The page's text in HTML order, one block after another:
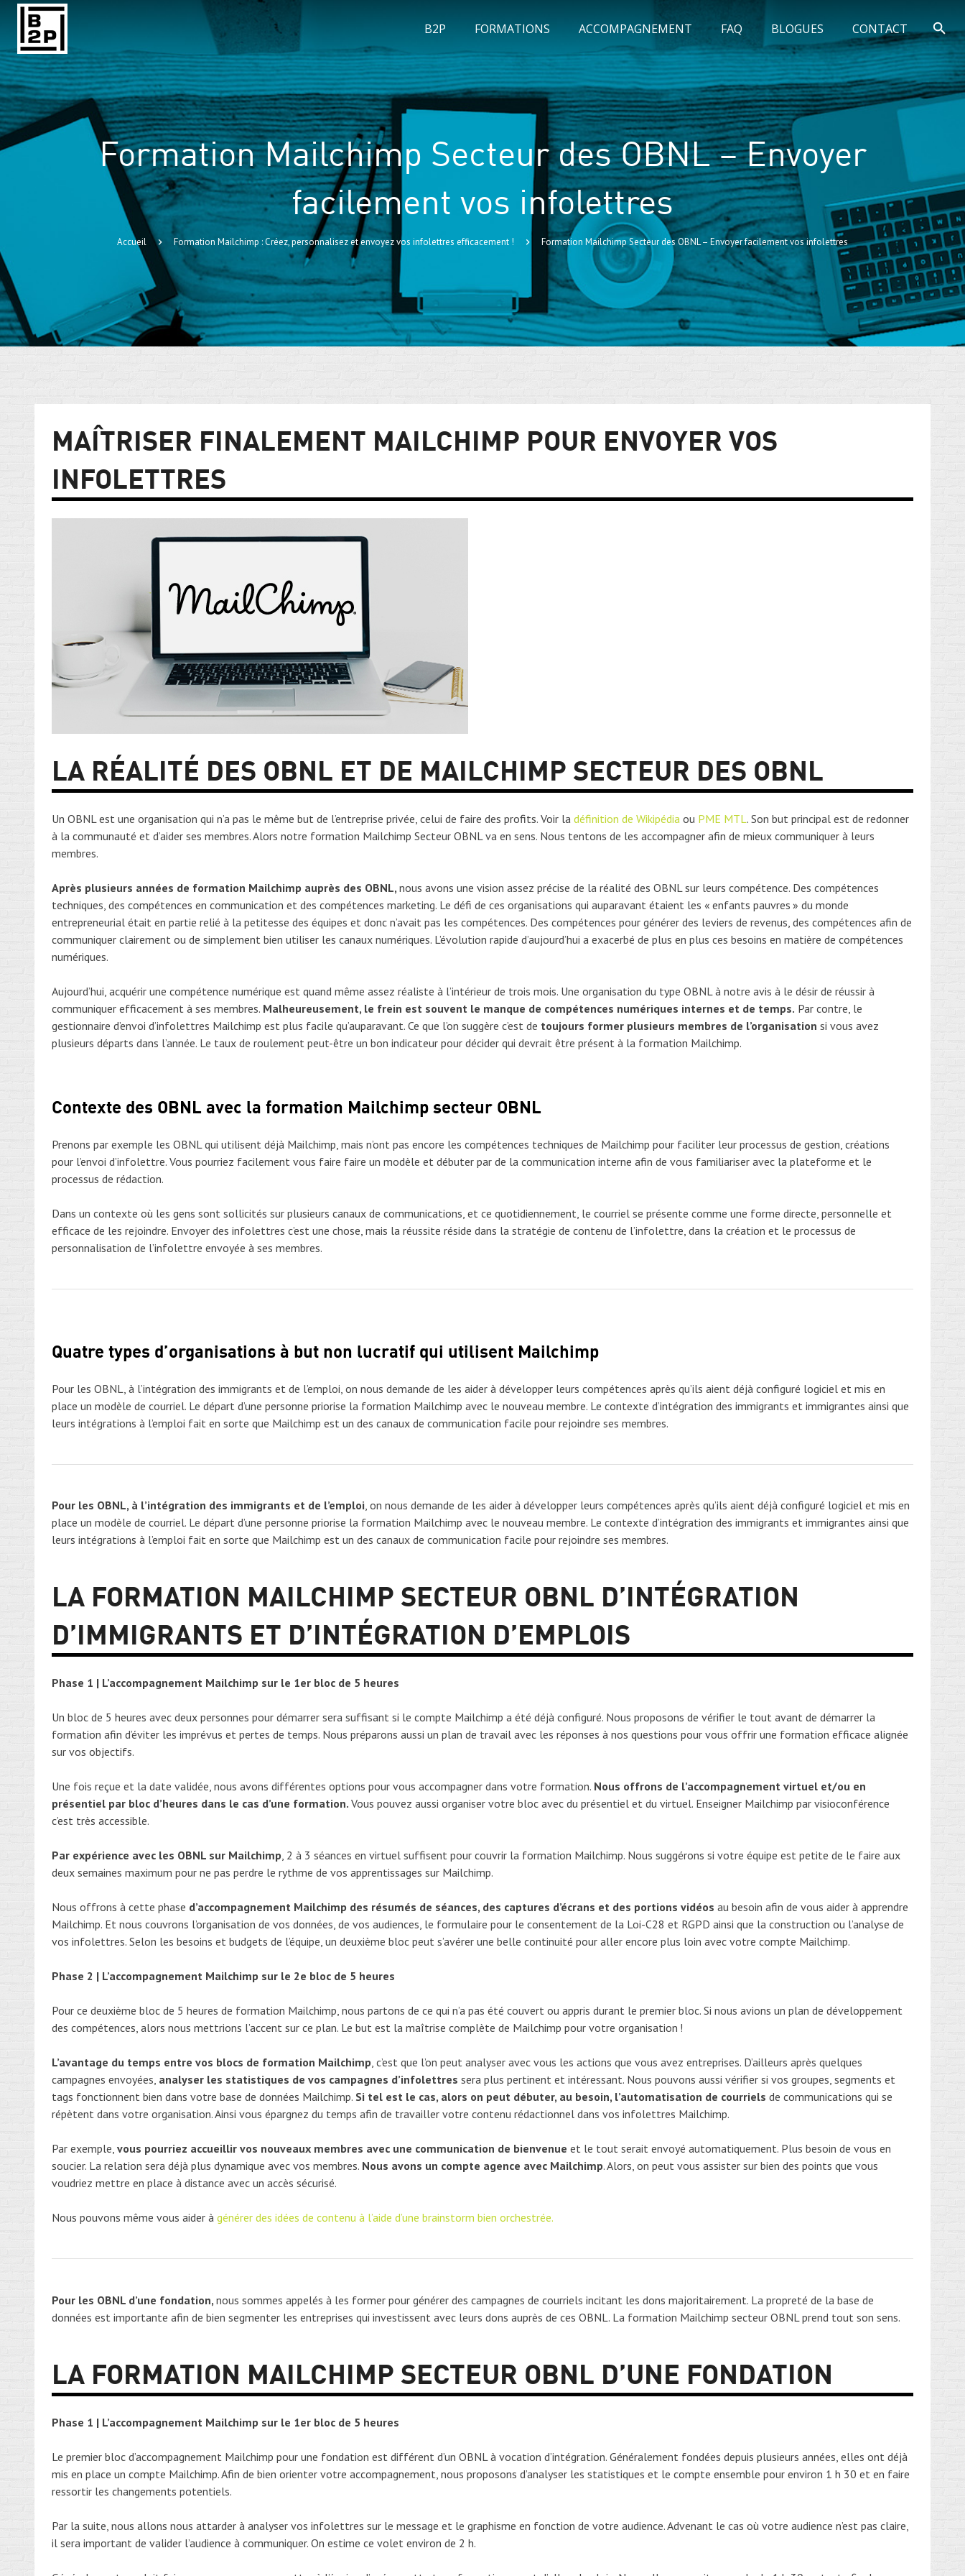
B2P FORMATIONS ACCOMPAGNEMENT FAQ BLOGUES CONTACT
Formation Mailchimp Secteur des OBNL – Envoyer
facilement vos infolettres
Accueil Formation Mailchimp : Créez, personnalisez et envoyez vos infolettres efficacement ! Formation Mailchimp Secteur des OBNL – Envoyer facilement vos infolettres
MAÎTRISER FINALEMENT MAILCHIMP POUR ENVOYER VOS
INFOLETTRES
LA RÉALITÉ DES OBNL ET DE MAILCHIMP SECTEUR DES OBNL
Un OBNL est une organisation qui n’a pas le même but de l’entreprise privée, celui de faire des profits. Voir la définition de Wikipédia ou PME MTL. Son but principal est de redonner
à la communauté et d’aider ses membres. Alors notre formation Mailchimp Secteur OBNL va en sens. Nous tentons de les accompagner afin de mieux communiquer à leurs
membres.
Après plusieurs années de formation Mailchimp auprès des OBNL, nous avons une vision assez précise de la réalité des OBNL sur leurs compétence. Des compétences
techniques, des compétences en communication et des compétences marketing. Le défi de ces organisations qui auparavant étaient les « enfants pauvres » du monde
entrepreneurial était en partie relié à la petitesse des équipes et donc n’avait pas les compétences. Des compétences pour générer des leviers de revenus, des compétences afin de
communiquer clairement ou de simplement bien utiliser les canaux numériques. L’évolution rapide d’aujourd’hui a exacerbé de plus en plus ces besoins en matière de compétences
numériques.
Aujourd’hui, acquérir une compétence numérique est quand même assez réaliste à l’intérieur de trois mois. Une organisation du type OBNL à notre avis à le désir de réussir à
communiquer efficacement à ses membres. Malheureusement, le frein est souvent le manque de compétences numériques internes et de temps. Par contre, le
gestionnaire d’envoi d’infolettres Mailchimp est plus facile qu’auparavant. Ce que l’on suggère c’est de toujours former plusieurs membres de l’organisation si vous avez
plusieurs départs dans l’année. Le taux de roulement peut-être un bon indicateur pour décider qui devrait être présent à la formation Mailchimp.
Contexte des OBNL avec la formation Mailchimp secteur OBNL
Prenons par exemple les OBNL qui utilisent déjà Mailchimp, mais n’ont pas encore les compétences techniques de Mailchimp pour faciliter leur processus de gestion, créations
pour l’envoi d’infolettre. Vous pourriez facilement vous faire faire un modèle et débuter par de la communication interne afin de vous familiariser avec la plateforme et le
processus de rédaction.
Dans un contexte où les gens sont sollicités sur plusieurs canaux de communications, et ce quotidiennement, le courriel se présente comme une forme directe, personnelle et
efficace de les rejoindre. Envoyer des infolettres c’est une chose, mais la réussite réside dans la stratégie de contenu de l’infolettre, dans la création et le processus de
personnalisation de l’infolettre envoyée à ses membres.
Quatre types d’organisations à but non lucratif qui utilisent Mailchimp
Pour les OBNL, à l’intégration des immigrants et de l’emploi, on nous demande de les aider à développer leurs compétences après qu’ils aient déjà configuré logiciel et mis en
place un modèle de courriel. Le départ d’une personne priorise la formation Mailchimp avec le nouveau membre. Le contexte d’intégration des immigrants et immigrantes ainsi que
leurs intégrations à l’emploi fait en sorte que Mailchimp est un des canaux de communication facile pour rejoindre ses membres.
Pour les OBNL, à l’intégration des immigrants et de l’emploi, on nous demande de les aider à développer leurs compétences après qu’ils aient déjà configuré logiciel et mis en
place un modèle de courriel. Le départ d’une personne priorise la formation Mailchimp avec le nouveau membre. Le contexte d’intégration des immigrants et immigrantes ainsi que
leurs intégrations à l’emploi fait en sorte que Mailchimp est un des canaux de communication facile pour rejoindre ses membres.
LA FORMATION MAILCHIMP SECTEUR OBNL D’INTÉGRATION
D’IMMIGRANTS ET D’INTÉGRATION D’EMPLOIS
Phase 1 | L’accompagnement Mailchimp sur le 1er bloc de 5 heures
Un bloc de 5 heures avec deux personnes pour démarrer sera suffisant si le compte Mailchimp a été déjà configuré. Nous proposons de vérifier le tout avant de démarrer la
formation afin d’éviter les imprévus et pertes de temps. Nous préparons aussi un plan de travail avec les réponses à nos questions pour vous offrir une formation efficace alignée
sur vos objectifs.
Une fois reçue et la date validée, nous avons différentes options pour vous accompagner dans votre formation. Nous offrons de l’accompagnement virtuel et/ou en
présentiel par bloc d’heures dans le cas d’une formation. Vous pouvez aussi organiser votre bloc avec du présentiel et du virtuel. Enseigner Mailchimp par visioconférence
c’est très accessible.
Par expérience avec les OBNL sur Mailchimp, 2 à 3 séances en virtuel suffisent pour couvrir la formation Mailchimp. Nous suggérons si votre équipe est petite de le faire aux
deux semaines maximum pour ne pas perdre le rythme de vos apprentissages sur Mailchimp.
Nous offrons à cette phase d’accompagnement Mailchimp des résumés de séances, des captures d’écrans et des portions vidéos au besoin afin de vous aider à apprendre
Mailchimp. Et nous couvrons l’organisation de vos données, de vos audiences, le formulaire pour le consentement de la Loi-C28 et RGPD ainsi que la construction ou l’analyse de
vos infolettres. Selon les besoins et budgets de l’équipe, un deuxième bloc peut s’avérer une belle continuité pour aller encore plus loin avec votre compte Mailchimp.
Phase 2 | L’accompagnement Mailchimp sur le 2e bloc de 5 heures
Pour ce deuxième bloc de 5 heures de formation Mailchimp, nous partons de ce qui n’a pas été couvert ou appris durant le premier bloc. Si nous avions un plan de développement
des compétences, alors nous mettrions l’accent sur ce plan. Le but est la maîtrise complète de Mailchimp pour votre organisation !
L’avantage du temps entre vos blocs de formation Mailchimp, c’est que l’on peut analyser avec vous les actions que vous avez entreprises. D’ailleurs après quelques
campagnes envoyées, analyser les statistiques de vos campagnes d’infolettres sera plus pertinent et intéressant. Nous pouvons aussi vérifier si vos groupes, segments et
tags fonctionnent bien dans votre base de données Mailchimp. Si tel est le cas, alors on peut débuter, au besoin, l’automatisation de courriels de communications qui se
répètent dans votre organisation. Ainsi vous épargnez du temps afin de travailler votre contenu rédactionnel dans vos infolettres Mailchimp.
Par exemple, vous pourriez accueillir vos nouveaux membres avec une communication de bienvenue et le tout serait envoyé automatiquement. Plus besoin de vous en
soucier. La relation sera déjà plus dynamique avec vos membres. Nous avons un compte agence avec Mailchimp. Alors, on peut vous assister sur bien des points que vous
voudriez mettre en place à distance avec un accès sécurisé.
Nous pouvons même vous aider à générer des idées de contenu à l’aide d’une brainstorm bien orchestrée.
Pour les OBNL d’une fondation, nous sommes appelés à les former pour générer des campagnes de courriels incitant les dons majoritairement. La propreté de la base de
données est importante afin de bien segmenter les entreprises qui investissent avec leurs dons auprès de ces OBNL. La formation Mailchimp secteur OBNL prend tout son sens.
LA FORMATION MAILCHIMP SECTEUR OBNL D’UNE FONDATION
Phase 1 | L’accompagnement Mailchimp sur le 1er bloc de 5 heures
Le premier bloc d’accompagnement Mailchimp pour une fondation est différent d’un OBNL à vocation d’intégration. Généralement fondées depuis plusieurs années, elles ont déjà
mis en place un compte Mailchimp. Afin de bien orienter votre accompagnement, nous proposons d’analyser les statistiques et le compte ensemble pour environ 1 h 30 et en faire
ressortir les changements potentiels.
Par la suite, nous allons nous attarder à analyser vos infolettres sur le message et le graphisme en fonction de votre audience. Advenant le cas où votre audience n’est pas claire,
il sera important de valider l’audience à communiquer. On estime ce volet environ de 2 h.